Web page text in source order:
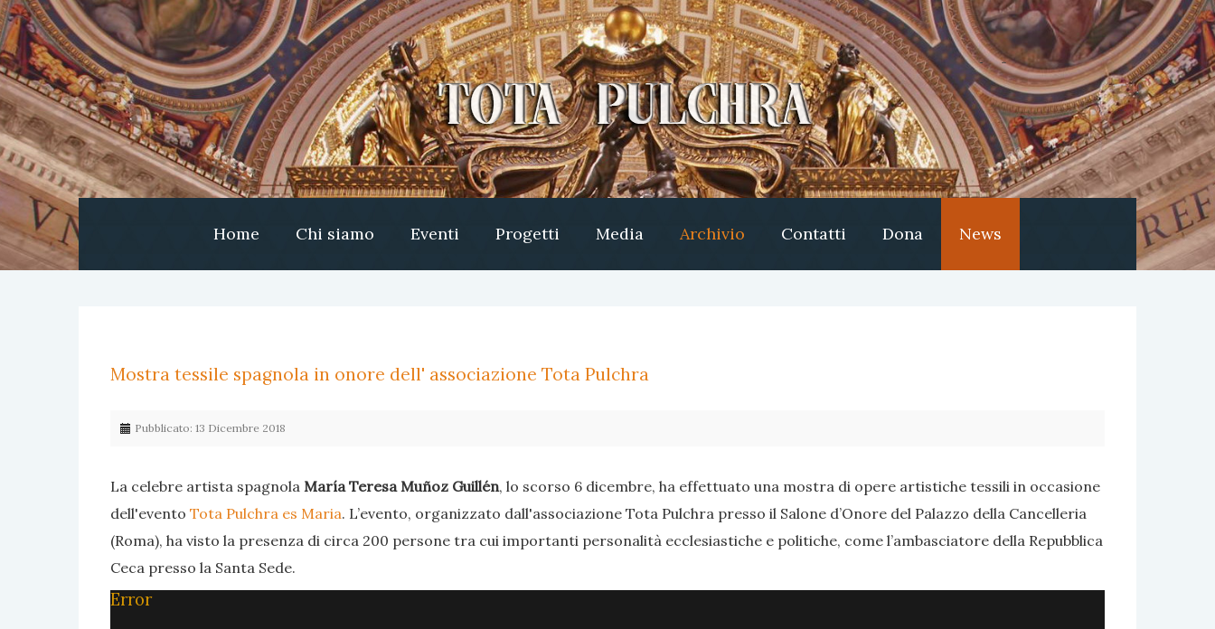
Home Chi siamo Eventi Progetti Media Archivio Contatti Dona News
Mostra tessile spagnola in onore dell' associazione Tota Pulchra
Pubblicato: 13 Dicembre 2018
La celebre artista spagnola María Teresa Muñoz Guillén, lo scorso 6 dicembre, ha effettuato una mostra di opere artistiche tessili in occasione
dell'evento Tota Pulchra es Maria. L’evento, organizzato dall'associazione Tota Pulchra presso il Salone d’Onore del Palazzo della Cancelleria
(Roma), ha visto la presenza di circa 200 persone tra cui importanti personalità ecclesiastiche e politiche, come l’ambasciatore della Repubblica
Ceca presso la Santa Sede.
Error